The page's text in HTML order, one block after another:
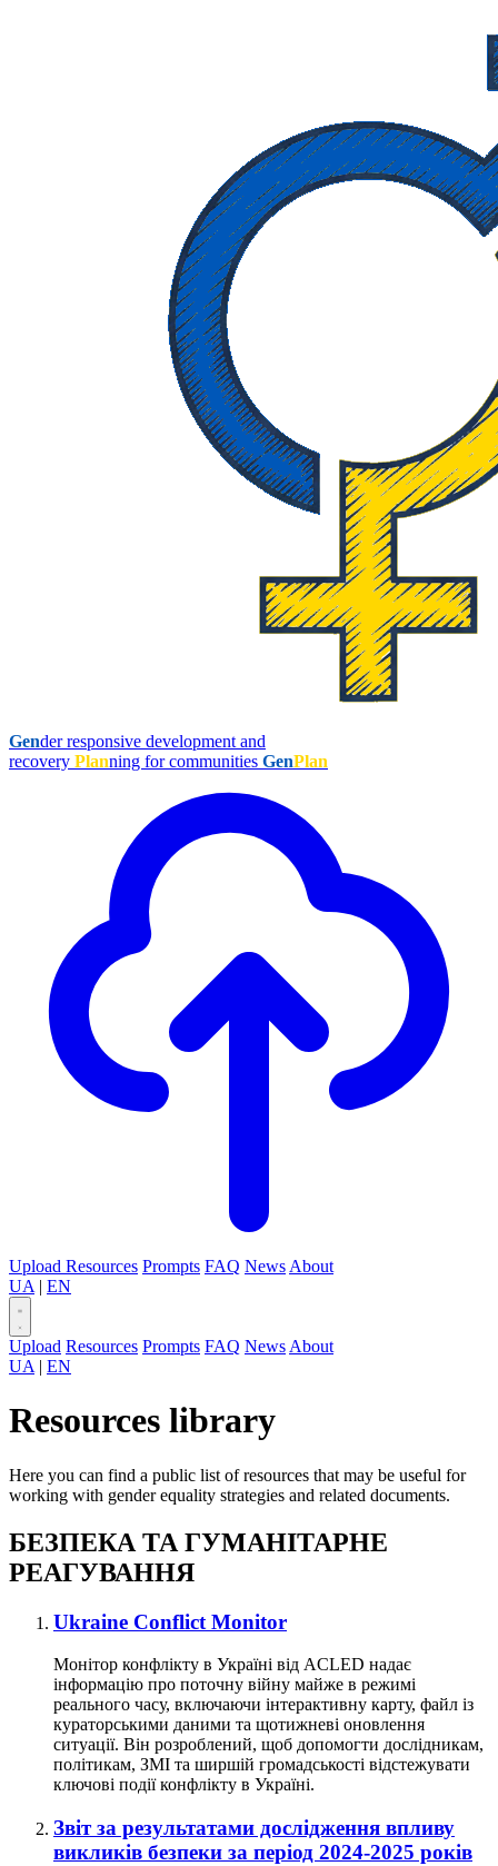
Gender responsive development and
recovery Planning for communities GenPlan
Upload Resources Prompts FAQ News About
UA | EN
Upload Resources Prompts FAQ News About
UA | EN
Resources library
Here you can find a public list of resources that may be useful for
working with gender equality strategies and related documents.
БЕЗПЕКА ТА ГУМАНІТАРНЕ
РЕАГУВАННЯ
Ukraine Conflict Monitor
Монітор конфлікту в Україні від ACLED надає
інформацію про поточну війну майже в режимі
реального часу, включаючи інтерактивну карту, файл із
кураторськими даними та щотижневі оновлення
ситуації. Він розроблений, щоб допомогти дослідникам,
політикам, ЗМІ та ширшій громадськості відстежувати
ключові події конфлікту в Україні.
Звіт за результатами дослідження впливу
викликів безпеки за період 2024-2025 років